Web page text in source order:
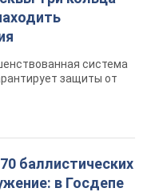
в городах
проходят
Фото и видео
с требованием